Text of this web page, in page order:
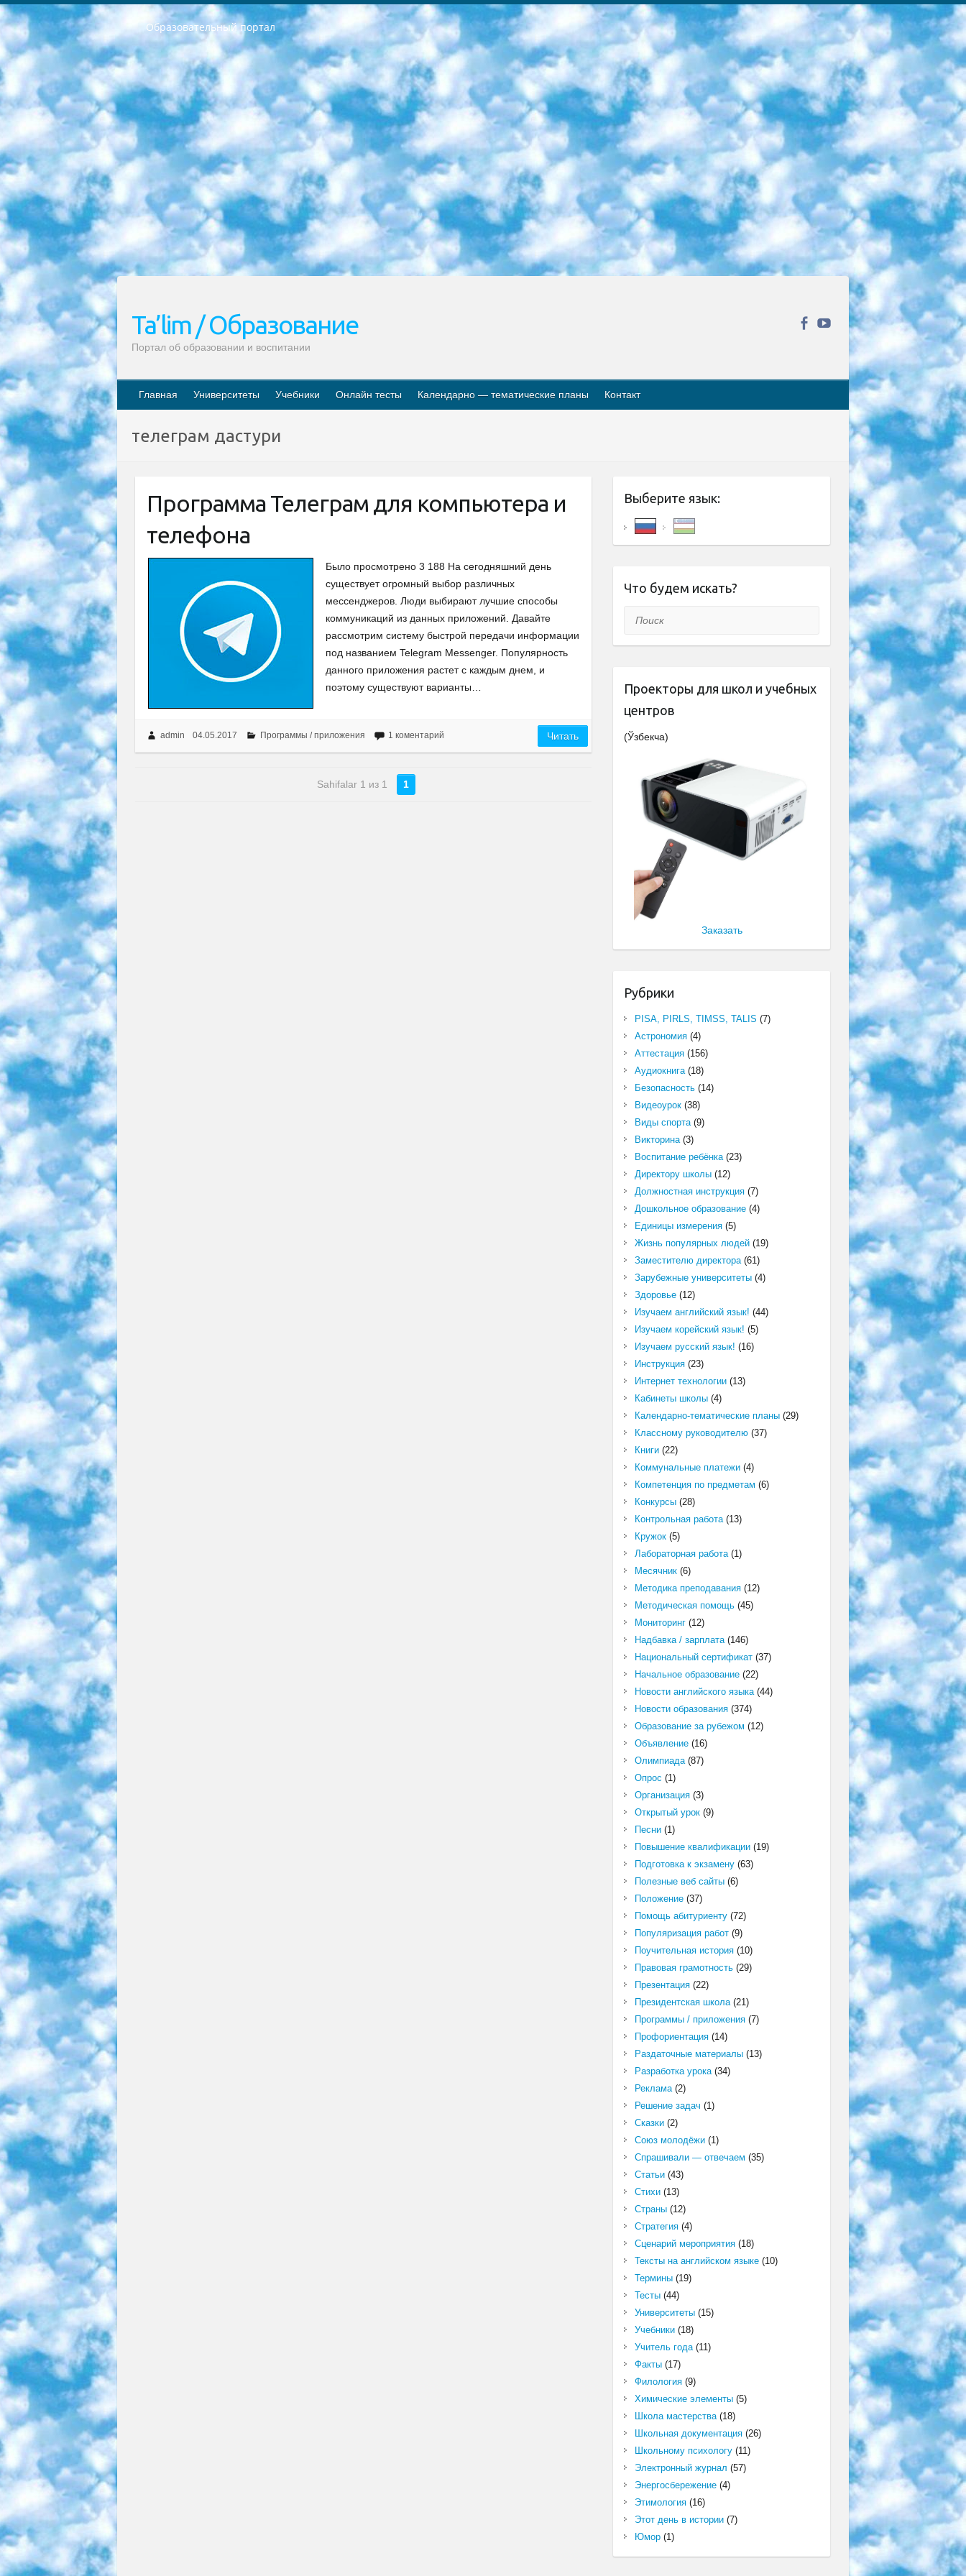
Образовательный портал
РЕСПУБЛИКА УЗБЕКИСТАН МИНИСТРЕРСТВО ДОШКОЛЬНОГО И ШКОЛЬНОГО ОБРАЗОВАНИЯ КОМАНДА в общеобразовательных учреждениях в 2023-2024 учебном году организация и проведение итоговой государственной аттестации обучающихся о Министра дошкольного и школьного образования Республики Узбекистан от 4 марта 2008 года (постановлением Минюста от 20 марта 2008 года № 1778 государственной регистрации) «Итоговое состояние учащихся общего среднего образования на основании положения об утверждении положения об аттестации общего среднего образования выпускной экзамен студентов в образовательных учреждениях в 2023-2024 учебном году В целях организации и прохождения аттестации приказываю: 1. Следующее: перечень предметов, по которым будет проводиться итоговая государственная аттестация и экзамен формы перевода согласно приложению 1; сертификаты международного образца, оценивающие уровень владения иностранными языками перечень согласно приложению 2; 2. Педагогический при специализированных образовательных учреждениях. научно-практический центр квалификации и международной оценки (Д.Давидова) 2024 г. До 25 марта: задания по предметам, по которым будет проводиться итоговая аттестация разработка и утверждение технических условий; итоговая аттестация на основании разработанного предметного задания разработка вопросов по предметам (устно и письменно), экзамен передача; общеобразовательные средние школы и специальные учебные заведения учащиеся выпускных классов школ и интернатов в агентской системе подготовка базы данных экзаменационных материалов и критериев оценки; перевод базы экзаменационных материалов на все языки обучения подать в Республиканский образовательный центр для изготовления; варианты экзаменов на основе разработанных контрольных материалов пусть будут поставлены задачи формирования. 3. Республиканский образовательный центр (Ш.Худайкулов) до 5 апреля 2024 года. до: база данных предоставленных экзаменационных материалов на все языки обучения перевод и экспертиза; для слепых, слабовидящих, глухих, слабослышащих и умственно отсталых детей учащиеся выпускных классов специализированных школ и школ-интернатов база данных экзаменационных материалов на всех преподаваемых языках подготовка критериев оценки; специализированные школы для умственно отсталых детей и технологии для учащихся выпускных классов школ-интернатов разработка соответствующих рекомендаций и критериев проведения ЕГЭ по естествознанию давать задания. 4. Педагогический при специализированных образовательных учреждениях. Научно-практический центр навыков и международной оценки (Д.Давидова), Республика образовательный центр (Худайкулов Ш.) итоговый государственный аттестационный экзамен ориентирован на творческое и логическое мышление при подготовке базы материалов учитывать введение заданий. 5. Следует отметить, что: сертификат государственного образца о знании общеобразовательного предмета и как минимум национальный уровень B1 по предметам на иностранных языках, указанным в Приложении 2. или международно признанный сертификат эквивалентного уровня студенты, изучающие определенный предмет, освобождаются от экзамена; по соответствующим предметам запланирована итоговая государственная аттестация за день до дня, путем жеребьевки Рабочей группой (в письменной форме по предметам, проводимым в форме) из числа сформированных вариантов выбрано 2 варианта; 2 выбранных варианта экзамена анонсированы на официальном сайте министерства и все выпускники по всей стране на основе этих вариантов проводит итоговую государственную аттестацию. 6. Государственное образование учащихся средних общеобразовательных учреждений. знания в соответствии с квалификационными требованиями, которые необходимо приобрести на основании стандартов итоговый (выпускной) контроль для 9 и 11 классов в целях тестирования Экзамены (далее – экзамены) состоят из предметов, перечисленных в приложении 1. будет сделано. 7. Экзамены пройдут с 26 мая по 15 июня 2024 г. (кроме науки физического воспитания). 8. Физическая для учащихся 9 классов общесредних образовательных учреждений. Экзамены по предмету «Образование, квалификация медицина» 1-6 мая 2024 года. сотрудники перевести под присмотр (с отклонениями в физическом или умственном развитии) специализированная школа для детей, школы-интернаты и со сколиозом школы-интернаты санаторного типа для больных детей исключены). 9. Он был слепым, слабовидящим и имел нарушения опорно-двигательного аппарата. экзамены в специализированных школах и интернатах для детей должны проводиться исходя из требований, предъявляемых к общеобразовательным учреждениям (физкультура кроме науки). 10. Специализированная школа для глухих и слабослышащих детей. и экзамены в интернатах и быть реализован в виде письменного теста по математике. 11. Специальность для умственно отсталых детей. Для 9 класса Родной язык и литературное письмо Государственный язык (язык обучения – узбекский). для неклассов) написано Математическое письмо Письменная/устная история Узбекистана Физическое воспитание практично Итоговый контроль Для 11 класса Написание родного языка и литературы (эссе) Математическое письмо Узбекский язык (обучение на узбекском языке) не посещающее общее среднее образование для учреждений)/Образовательное учреждение выбор письменный и устный Иностранный язык письменный/устный Письменная/устная история Узбекистана *По выбору студента:  Химия  Физика  Основы государственного права  География 10 бесплатных образовательных ресурсов - Мы составили подборку онлайн-проектов с интерактивными упражнениями, видеолекциями и статьями. Они помогут вам обрести новые и освежить старые знания бесплатно. 1. «ИНТУИТ» Старейшая образовательная площадка Рунета. Здесь вы найдёте сотни текстовых и видеокурсов на десятки различных тем — от программирования до психологии. Многие курсы подготовлены российскими университетами и крупными международными компаниями вроде Intel и Microsoft. Самостоятельное обучение бесплатное, но желающие могут оплатить услуги персональных наставников. 2. «Смартия» знакомит с актуальными профессиями и подсказывает, как им обучаться. Выбрав заинтересовавшую вас специальность — SMM-специалист, фотограф, веб-дизайнер или другую, — увидите список необходимых для неё умений. Чтобы вы могли освоить их самостоятельно, для каждого умения площадка отображает подборку ссылок на учебные материалы. Хотя «Смартия» ориентируется на русскоязычную аудиторию, часть контента всё же доступна только на английском. 3. «Лекторий Физтеха» Проект Московского физико-технического института (Физтеха). С его помощью вы можете смотреть онлайн серии лекций, записанные на видео в этом вузе. В числе доступных предметов — физика, биология, химия, информационные технологии и другие. К некоторым лекциям администрация ресурса прилагает готовые конспекты, которые можно скачивать в PDF-формате. 4. ITMOcourses Онлайн-площадка Санкт-Петербургского национального исследовательского университета информационных технологий, механики и оптики (ИТМО). Ресурс предоставляет свободный доступ к курсам, разработанным в этом вузе. Каталог материалов разбит на четыре категории: «Оптические системы и технологии», «Приборостроение и робототехника», «Информационные технологии» и «Биотехнологии». Курсы состоят из видеолекций, интерактивных демонстраций и заданий. 5. «КиберЛенинка» Электронная научная библиотека открытого доступа. Каталог площадки регулярно обрастает текстами статей из различных научных изданий. Сгруппированные по журналам и рубрикам публикации можно читать онлайн или скачивать целиком в PDF-формате. Проект нацелен на популяризацию науки за счёт открытого доступа к качественной информации. 6. «ПостНаука» На этом ресурсе публикуют подборки видеолекций, составленные экспертами из разных отраслей и объединённые общими темами. Среди них, к примеру, есть серии «Биоинформатика и геномика», «Культура средневековой Скандинавии» и Cinema Studies о теории кино. Каждая подборка лекций — логически связанная история, рассказанная экспертом от первого лица. Кроме того, на сайте появляются научно-образовательные статьи и тесты на разные темы. 7. «Newочём» Команда проекта «Newочём» отбирает самые интересные тексты из англоязычных СМИ и переводит те из них, за которые голосуют участники сообщества «ВКонтакте». По большей части это научно-популярные статьи. Редакторы придумывают лишь заголовки, в остальном содержание переводов соответствует оригиналам. Полные тексты можно читать прямо в социальной сети. 8. InternetUrok Онлайн-база материалов по основным дисциплинам школьной программы. Информация на сайте структурирована по классам, предметам и темам (урокам). Каждый урок состоит из видеолекций и конспектов. Есть также интерактивные тренажёры и тесты для закрепления пройденного материала. Даже если вы давно окончили школу, возможность повторить программу старших классов всегда может пригодиться. 9. Edutainme Ещё один ресурс об образовании. В отличие от Newtonew, как мне кажется, Edutainme больше ориентируется на представителей индустрии: педагогов, предпринимателей, разработчиков образовательных проектов. Но и любой, кто просто стремится к саморазвитию, найдёт на сайте много полезного и интересного для себя. Например, информацию о новых курсах и образовательных сервисах. 10. Newtonew Онлайн-медиа об образовании и обучении в широком смысле. Авторы Newtonew пишут об инструментах, заведениях, тактиках и стратегиях, которые помогают учить других и получать новые знания самостоятельно. На этой площадке вы найдёте новости, обзоры, аналитические мат
Ta’lim / Образование
Портал об образовании и воспитании
Главная Университеты Учебники Онлайн тесты Календарно — тематические планы Контакт
телеграм дастури
Программа Телеграм для компьютера и
телефона
Было просмотрено 3 188 На сегодняшний день
существует огромный выбор различных
мессенджеров. Люди выбирают лучшие способы
коммуникаций из данных приложений. Давайте
рассмотрим систему быстрой передачи информации
под названием Telegram Messenger. Популярность
данного приложения растет с каждым днем, и
поэтому существуют варианты…
admin 04.05.2017 Программы / приложения 1 коментарий Читать
Sahifalar 1 из 1 1
Выберите язык:
Что будем искать?
Поиск
Проекторы для школ и учебных
центров
(Ўзбекча)
Заказать
Рубрики
PISA, PIRLS, TIMSS, TALIS (7)
Астрономия(4)
Аттестация(156)
Аудиокнига(18)
Безопасность(14)
Видеоурок(38)
Виды спорта(9)
Викторина(3)
Воспитание ребёнка(23)
Директору школы(12)
Должностная инструкция(7)
Дошкольное образование(4)
Единицы измерения(5)
Жизнь популярных людей(19)
Заместителю директора(61)
Зарубежные университеты(4)
Здоровье(12)
Изучаем английский язык! (44)
Изучаем корейский язык! (5)
Изучаем русский язык! (16)
Инструкция(23)
Интернет технологии(13)
Кабинеты школы(4)
Календарно-тематические планы(29)
Классному руководителю(37)
Книги(22)
Коммунальные платежи(4)
Компетенция по предметам (6)
Конкурсы(28)
Контрольная работа(13)
Кружок(5)
Лабораторная работа(1)
Месячник(6)
Методика преподавания(12)
Методическая помощь(45)
Мониторинг(12)
Надбавка / зарплата(146)
Национальный сертификат(37)
Начальное образование(22)
Новости английского языка(44)
Новости образования(374)
Образование за рубежом (12)
Объявление(16)
Олимпиада(87)
Опрос (1)
Организация(3)
Открытый урок(9)
Песни(1)
Повышение квалификации(19)
Подготовка к экзамену(63)
Полезные веб сайты(6)
Положение(37)
Помощь абитуриенту(72)
Популяризация работ(9)
Поучительная история(10)
Правовая грамотность(29)
Презентация(22)
Президентская школа(21)
Программы / приложения(7)
Профориентация(14)
Раздаточные материалы(13)
Разработка урока(34)
Реклама(2)
Решение задач (1)
Сказки(2)
Союз молодёжи(1)
Спрашивали — отвечаем (35)
Статьи(43)
Стихи(13)
Страны(12)
Стратегия(4)
Сценарий мероприятия(18)
Тексты на английском языке(10)
Термины(19)
Тесты(44)
Университеты(15)
Учебники(18)
Учитель года(11)
Факты(17)
Филология(9)
Химические элементы(5)
Школа мастерства(18)
Школьная документация(26)
Школьному психологу(11)
Электронный журнал (57)
Энергосбережение(4)
Этимология(16)
Этот день в истории(7)
Юмор(1)